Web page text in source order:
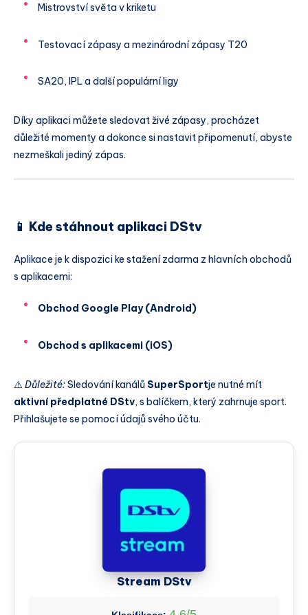
Mistrovství světa v kriketu
Testovací zápasy a mezinárodní zápasy T20
SA20, IPL a další populární ligy
Díky aplikaci můžete sledovat živé zápasy, procházet
důležité momenty a dokonce si nastavit připomenutí, abyste
nezmeškali jediný zápas.
📱 Kde stáhnout aplikaci DStv
Aplikace je k dispozici ke stažení zdarma z hlavních obchodů
s aplikacemi:
Obchod Google Play (Android)
Obchod s aplikacemi (iOS)
⚠️ Důležité:Sledování kanálů SuperSportje nutné mít
aktivní předplatné DStv, s balíčkem, který zahrnuje sport.
Přihlašujete se pomocí údajů svého účtu.
Stream DStv